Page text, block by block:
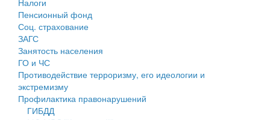
Противодействие коррупции
Контрольно-счетная палата
Персональные данные
Оценка регулирующего воздействия
Деятельность МУ
Нормативы градостроительного проектирования
Пенсионный фонд
Соц. страхование
ЗАГС
Занятость населения
ГО и ЧС
Противодействие терроризму, его идеологии и
экстремизму
Профилактика правонарушений
ГИБДД